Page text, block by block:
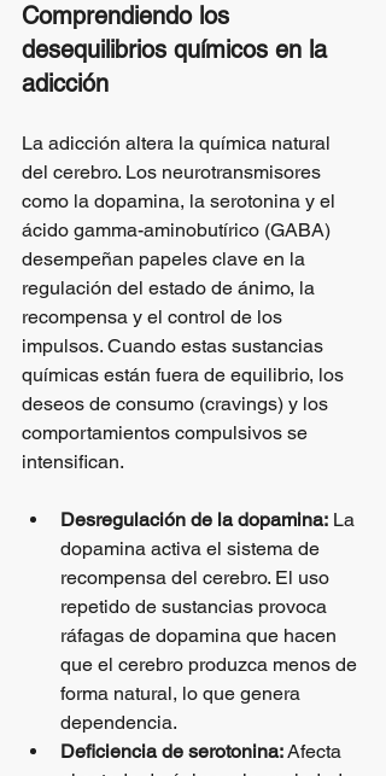
Comprendiendo los
desequilibrios químicos en la
adicción
La adicción altera la química natural
del cerebro. Los neurotransmisores
como la dopamina, la serotonina y el
ácido gamma-aminobutírico (GABA)
desempeñan papeles clave en la
regulación del estado de ánimo, la
recompensa y el control de los
impulsos. Cuando estas sustancias
químicas están fuera de equilibrio, los
deseos de consumo (cravings) y los
comportamientos compulsivos se
intensifican.
Desregulación de la dopamina: La
dopamina activa el sistema de
recompensa del cerebro. El uso
repetido de sustancias provoca
ráfagas de dopamina que hacen
que el cerebro produzca menos de
forma natural, lo que genera
dependencia.
Deficiencia de serotonina: Afecta